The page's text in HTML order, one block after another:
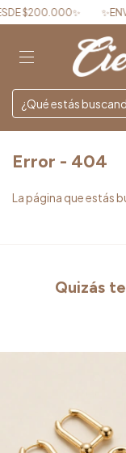
$200.000✨
Error - 404
La página que estás
Quizás